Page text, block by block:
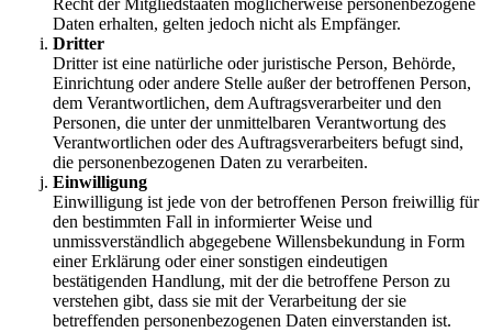
Recht der Mitgliedstaaten möglicherweise personenbezogene
Daten erhalten, gelten jedoch nicht als Empfänger.
Dritter
Dritter ist eine natürliche oder juristische Person, Behörde,
Einrichtung oder andere Stelle außer der betroffenen Person,
dem Verantwortlichen, dem Auftragsverarbeiter und den
Personen, die unter der unmittelbaren Verantwortung des
Verantwortlichen oder des Auftragsverarbeiters befugt sind,
die personenbezogenen Daten zu verarbeiten.
Einwilligung
Einwilligung ist jede von der betroffenen Person freiwillig für
den bestimmten Fall in informierter Weise und
unmissverständlich abgegebene Willensbekundung in Form
einer Erklärung oder einer sonstigen eindeutigen
bestätigenden Handlung, mit der die betroffene Person zu
verstehen gibt, dass sie mit der Verarbeitung der sie
betreffenden personenbezogenen Daten einverstanden ist.